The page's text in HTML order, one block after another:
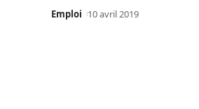
Emploi 10 avril 2019